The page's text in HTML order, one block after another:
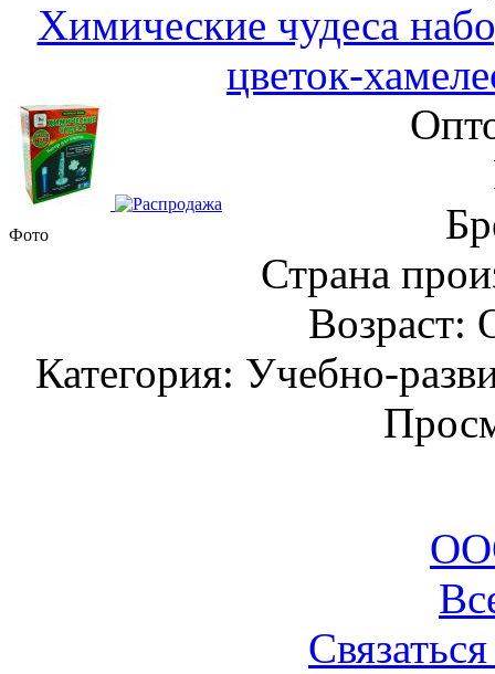
Химические чудеса
цветок-
Фото
Страна
Возраст:
Категория: Учебно-